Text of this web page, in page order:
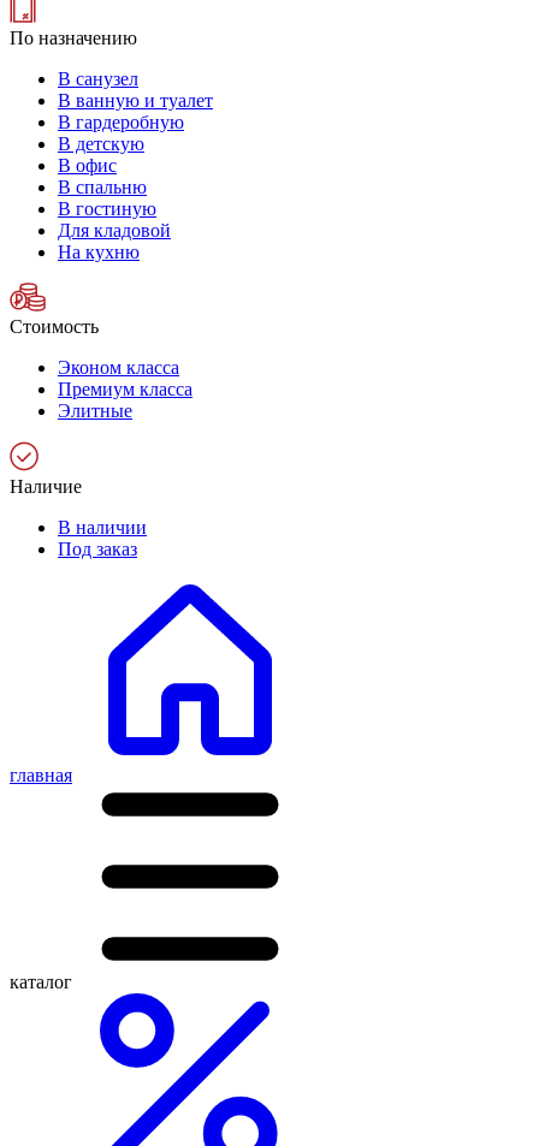
По назначению
В санузел
В ванную и туалет
В гардеробную
В детскую
В офис
В спальню
В гостиную
Для кладовой
На кухню
Стоимость
Эконом класса
Премиум класса
Элитные
Наличие
В наличии
Под заказ
главная
каталог